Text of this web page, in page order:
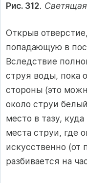
Рис. 312.
Открыв
попадающую в
Вследствие
струя воды, пока
стороны (это
около струи
место в тазу,
места струи, где
искусственно (от
разбивается на